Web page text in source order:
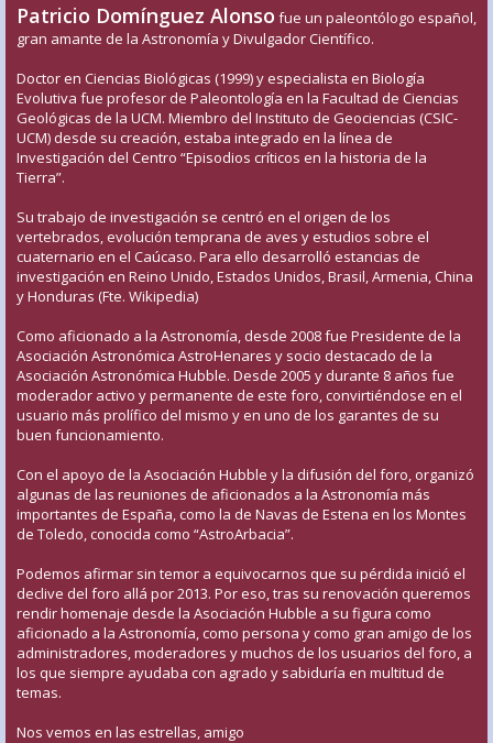
Patricio Domínguez Alonso fue un paleontólogo español,
gran amante de la Astronomía y Divulgador Científico.
Doctor en Ciencias Biológicas (1999) y especialista en Biología
Evolutiva fue profesor de Paleontología en la Facultad de Ciencias
Geológicas de la UCM. Miembro del Instituto de Geociencias (CSIC-
UCM) desde su creación, estaba integrado en la línea de
Investigación del Centro “Episodios críticos en la historia de la
Tierra”.
Su trabajo de investigación se centró en el origen de los
vertebrados, evolución temprana de aves y estudios sobre el
cuaternario en el Caúcaso. Para ello desarrolló estancias de
investigación en Reino Unido, Estados Unidos, Brasil, Armenia, China
y Honduras (Fte. Wikipedia)
Como aficionado a la Astronomía, desde 2008 fue Presidente de la
Asociación Astronómica AstroHenares y socio destacado de la
Asociación Astronómica Hubble. Desde 2005 y durante 8 años fue
moderador activo y permanente de este foro, convirtiéndose en el
usuario más prolífico del mismo y en uno de los garantes de su
buen funcionamiento.
Con el apoyo de la Asociación Hubble y la difusión del foro, organizó
algunas de las reuniones de aficionados a la Astronomía más
importantes de España, como la de Navas de Estena en los Montes
de Toledo, conocida como “AstroArbacia”.
Podemos afirmar sin temor a equivocarnos que su pérdida inició el
declive del foro allá por 2013. Por eso, tras su renovación queremos
rendir homenaje desde la Asociación Hubble a su figura como
aficionado a la Astronomía, como persona y como gran amigo de los
administradores, moderadores y muchos de los usuarios del foro, a
los que siempre ayudaba con agrado y sabiduría en multitud de
temas.
Nos vemos en las estrellas, amigo